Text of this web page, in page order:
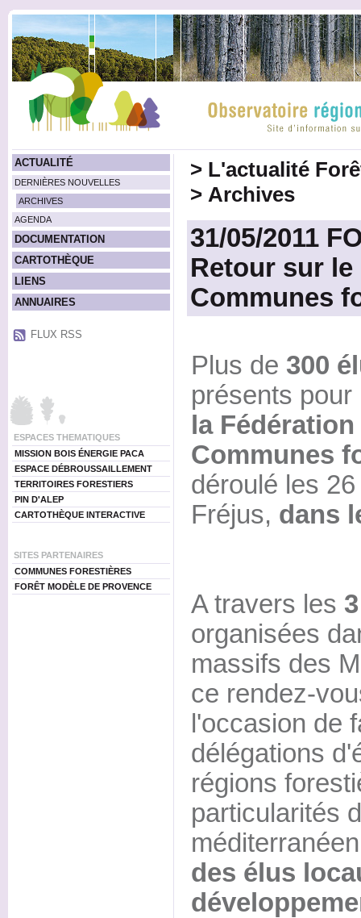
ACTUALITÉ
DERNIÈRES NOUVELLES
ARCHIVES
AGENDA
DOCUMENTATION
CARTOTHÈQUE
LIENS
ANNUAIRES
FLUX RSS
ESPACES THEMATIQUES
MISSION BOIS ÉNERGIE PACA
ESPACE DÉBROUSSAILLEMENT
TERRITOIRES FORESTIERS
PIN D'ALEP
CARTOTHÈQUE INTERACTIVE
SITES PARTENAIRES
COMMUNES FORESTIÈRES
FORÊT MODÈLE DE PROVENCE
> L'actualité
> Archives
31/05/2011
Retour sur
Communes
Plus de 300
présents
la
Communes
déroulé les
Fréjus, dans
A travers les
organisées
massifs des
ce rendez-
l'occasion de
délégations
régions
particularités
des élus